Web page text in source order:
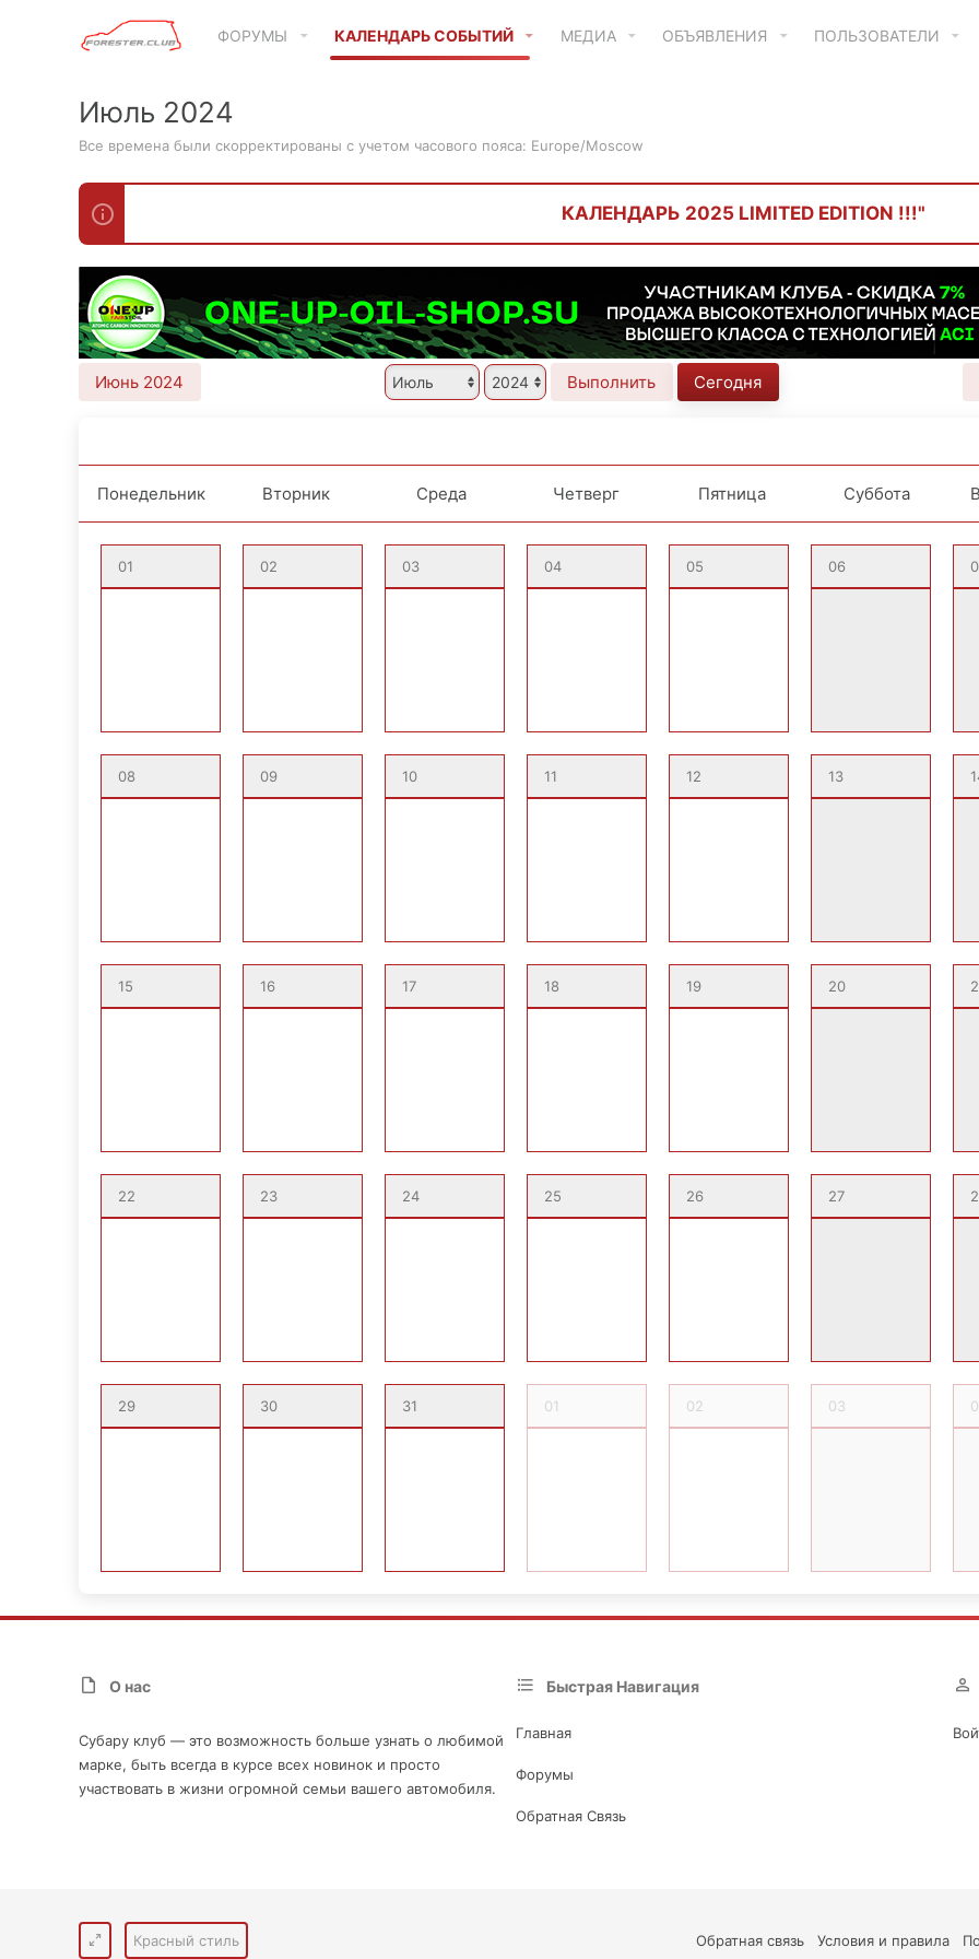
ФОРУМЫ КАЛЕНДАРЬ СОБЫТИЙ МЕДИА ОБЪЯВЛЕНИЯ ПОЛЬЗОВАТЕЛИ
Июль 2024
Все времена были скорректированы с учетом часового пояса: Europe/Moscow
КАЛЕНДАРЬ 2025 LIMITED EDITION !!!"
Июнь 2024 Выполнить Сегодня
Понедельник Вторник Среда Четверг Пятница Суббота
01 02 03 04 05 06
08 09 10 11 12 13
15 16 17 18 19 20
22 23 24 25 26 27
29 30 31 01 02 03
О нас
Субару клуб — это возможность больше узнать о любимой
марке, быть всегда в курсе всех новинок и просто
участвовать в жизни огромной семьи вашего автомобиля.
Быстрая Навигация
Главная
Форумы
Обратная Связь
Красный стиль Обратная связь Условия и правила